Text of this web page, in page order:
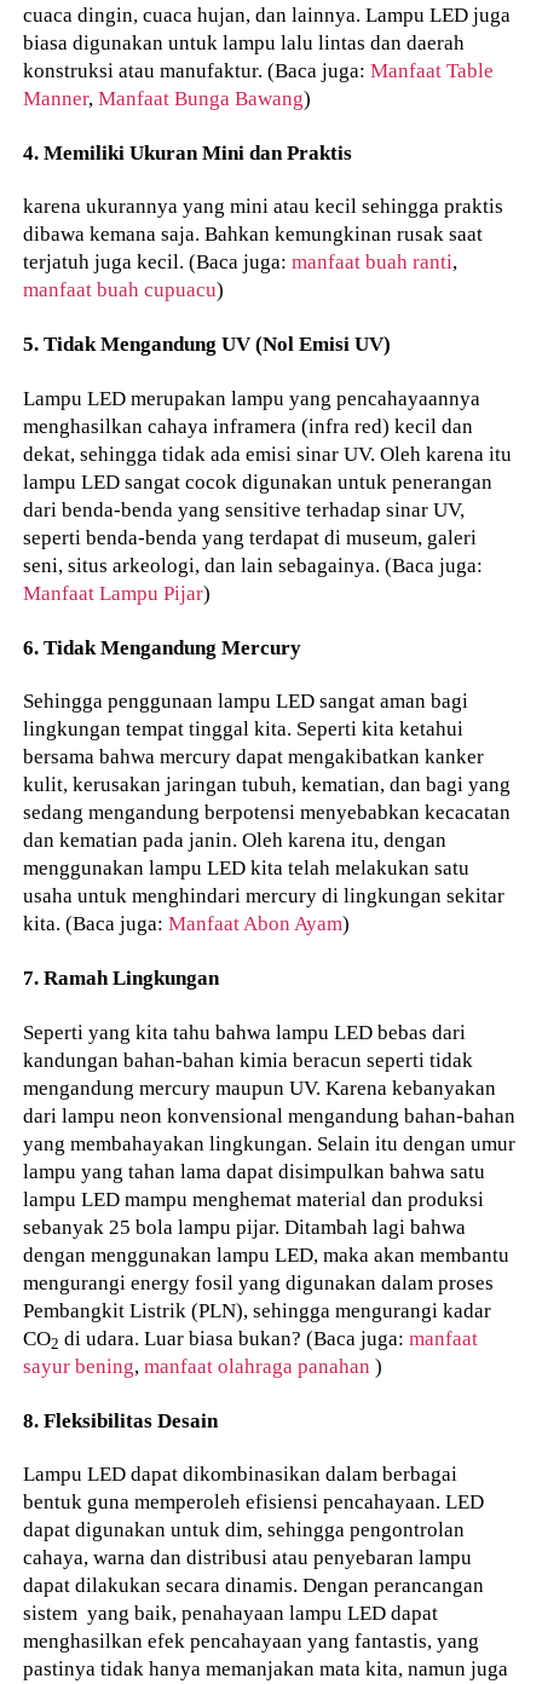
cuaca dingin, cuaca hujan, dan lainnya. Lampu LED juga
biasa digunakan untuk lampu lalu lintas dan daerah
konstruksi atau manufaktur. (Baca juga:Manfaat Table
Manner,Manfaat Bunga Bawang)
4. Memiliki Ukuran Mini dan Praktis
karena ukurannya yang mini atau kecil sehingga praktis
dibawa kemana saja. Bahkan kemungkinan rusak saat
terjatuh juga kecil. (Baca juga:manfaat buah ranti,
manfaat buah cupuacu)
5. Tidak Mengandung UV (Nol Emisi UV)
Lampu LED merupakan lampu yang pencahayaannya
menghasilkan cahaya inframera (infra red) kecil dan
dekat, sehingga tidak ada emisi sinar UV. Oleh karena itu
lampu LED sangat cocok digunakan untuk penerangan
dari benda-benda yang sensitive terhadap sinar UV,
seperti benda-benda yang terdapat di museum, galeri
seni, situs arkeologi, dan lain sebagainya. (Baca juga:
Manfaat Lampu Pijar)
6. Tidak Mengandung Mercury
Sehingga penggunaan lampu LED sangat aman bagi
lingkungan tempat tinggal kita. Seperti kita ketahui
bersama bahwa mercury dapat mengakibatkan kanker
kulit, kerusakan jaringan tubuh, kematian, dan bagi yang
sedang mengandung berpotensi menyebabkan kecacatan
dan kematian pada janin. Oleh karena itu, dengan
menggunakan lampu LED kita telah melakukan satu
usaha untuk menghindari mercury di lingkungan sekitar
kita. (Baca juga:Manfaat Abon Ayam)
7. Ramah Lingkungan
Seperti yang kita tahu bahwa lampu LED bebas dari
kandungan bahan-bahan kimia beracun seperti tidak
mengandung mercury maupun UV. Karena kebanyakan
dari lampu neon konvensional mengandung bahan-bahan
yang membahayakan lingkungan. Selain itu dengan umur
lampu yang tahan lama dapat disimpulkan bahwa satu
lampu LED mampu menghemat material dan produksi
sebanyak 25 bola lampu pijar. Ditambah lagi bahwa
dengan menggunakan lampu LED, maka akan membantu
mengurangi energy fosil yang digunakan dalam proses
Pembangkit Listrik (PLN), sehingga mengurangi kadar
CO2 di udara. Luar biasa bukan? (Baca juga:manfaat
sayur bening,manfaat olahraga panahan)
8. Fleksibilitas Desain
Lampu LED dapat dikombinasikan dalam berbagai
bentuk guna memperoleh efisiensi pencahayaan. LED
dapat digunakan untuk dim, sehingga pengontrolan
cahaya, warna dan distribusi atau penyebaran lampu
dapat dilakukan secara dinamis. Dengan perancangan
sistem yang baik, penahayaan lampu LED dapat
menghasilkan efek pencahayaan yang fantastis, yang
pastinya tidak hanya memanjakan mata kita, namun juga